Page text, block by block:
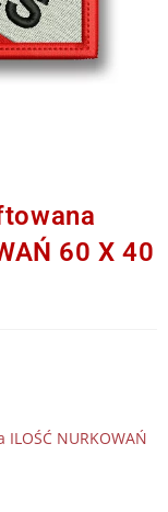
60 X 40
NURKOWAŃ